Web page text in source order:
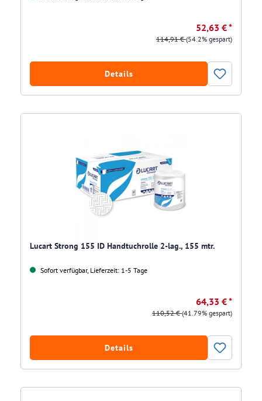
52,63 € *
114,91 €(54.2% gespart)
Details
Lucart Strong 155 ID Handtuchrolle 2-lag., 155 mtr.
Sofort verfügbar, Lieferzeit: 1-5 Tage
64,33 € *
110,52 €(41.79% gespart)
Details